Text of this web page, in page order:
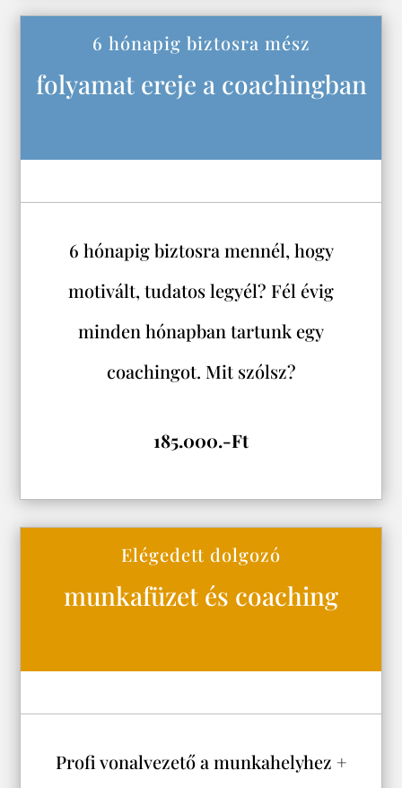
6 hónapig biztosra mész
folyamat ereje a coachingban
6 hónapig biztosra mennél, hogy
motivált, tudatos legyél? Fél évig
minden hónapban tartunk egy
coachingot. Mit szólsz?
185.000.-Ft
Elégedett dolgozó
munkafüzet és coaching
Profi vonalvezető a munkahelyhez +